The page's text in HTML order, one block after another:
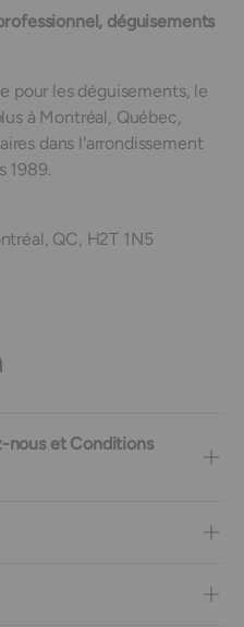
déguisements
pour les déguisements, le
à Montréal, Québec,
dans l'arrondissement
1989.
QC, H2T 1N5
nous et Conditions